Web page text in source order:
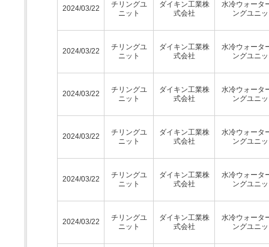
2024/03/22
チリングユ
ニット
ダイキン工業株
式会社
水冷ウォータ
ングユニ
2024/03/22
チリングユ
ニット
ダイキン工業株
式会社
水冷ウォータ
ングユニ
2024/03/22
チリングユ
ニット
ダイキン工業株
式会社
水冷ウォータ
ングユニ
2024/03/22
チリングユ
ニット
ダイキン工業株
式会社
水冷ウォータ
ングユニ
2024/03/22
チリングユ
ニット
ダイキン工業株
式会社
水冷ウォータ
ングユニ
2024/03/22
チリングユ
ニット
ダイキン工業株
式会社
水冷ウォータ
ングユニ